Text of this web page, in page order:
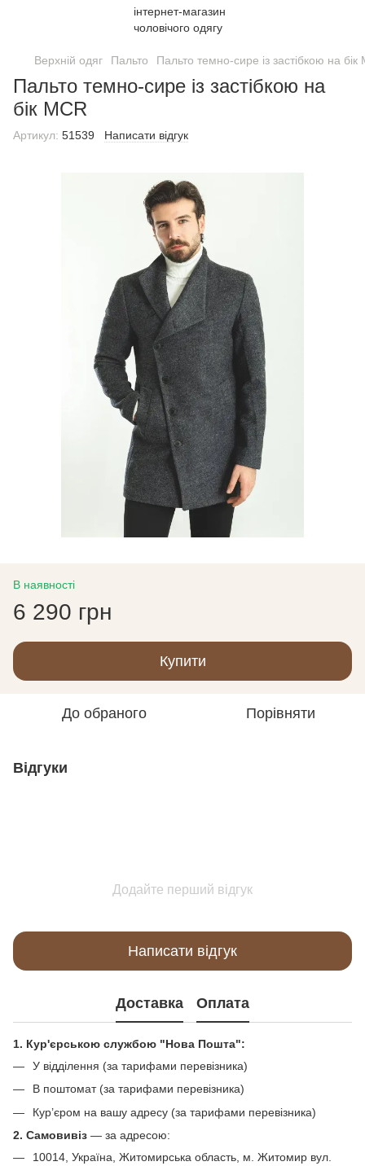
Верхній одяг Пальто Пальто темно-сире із застібкою на бік
Пальто темно-сире із застібкою на
бік MCR
Артикул: 51539 Написати відгук
В наявності
6 290 грн
Купити
До обраного Порівняти
Відгуки
Додайте перший відгук
Написати відгук
Доставка Оплата
1. Кур'єрською службою "Нова Пошта":
У відділення (за тарифами перевізника)
В поштомат (за тарифами перевізника)
Кур’єром на вашу адресу (за тарифами перевізника)
2. Самовивіз — за адресою:
10014, Україна, Житомирська область, м. Житомир вул.